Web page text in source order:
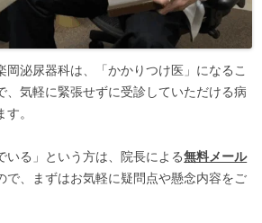
岡泌尿器科は、「かかりつけ医」になるこ
、気軽に緊張せずに受診していただける病
。
いる」という方は、院長による無料メール
で、まずはお気軽に疑問点や懸念内容をご